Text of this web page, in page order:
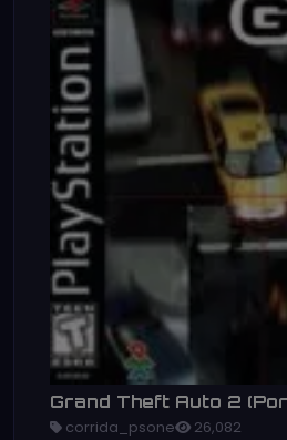
Grand Theft Auto 2
corrida_psone 26,082